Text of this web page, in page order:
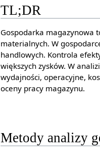
TL;DR
Gospodarka magazynowa
materialnych. W
handlowych. Kontrola
większych zysków. W
wydajności, operacyjne,
oceny pracy magazynu.
Metody analizy